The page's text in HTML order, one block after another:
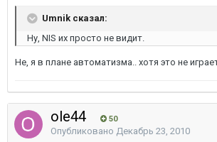
Umnik сказал:
Ну, NIS их просто не видит.
Не, я в плане автоматизма.. хотя это не
ole44 50
Опубликовано Декабрь 23, 2010